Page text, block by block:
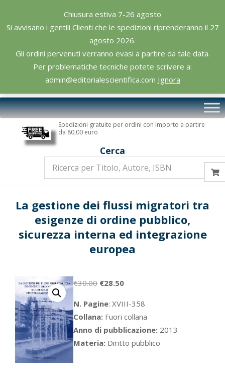
Chiusura estiva 7-26 agosto
Si avvisano i gentili Clienti che le spedizioni riprenderanno il 27
agosto 2026.
Gli ordini pervenuti verranno evasi a partire da tale data.
Per problematiche tecniche potete scrivere a:
admin@editorialescientifica.com Ignora
content
Editoriale
Scientifica
Primary
Navigation
Spedizioni gratuite per ordini con importo a partire
da 80,00 euro
Cerca
La gestione dei flussi migratori tra
esigenze di ordine pubblico,
sicurezza interna ed integrazione
europea
€30.00 Il
originale
era:
€30.00.
€28.50Il
attuale
è:
€28.50.
N. Pagine: XVIII-358
Collana: Fuori collana
Anno di pubblicazione: 2013
Materia: Diritto pubblico